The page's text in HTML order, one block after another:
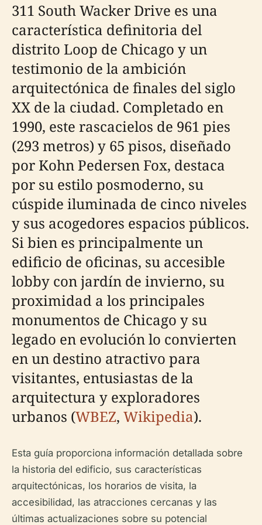
311 South Wacker Drive es una
característica definitoria del
distrito Loop de Chicago y un
testimonio de la ambición
arquitectónica de finales del siglo
XX de la ciudad. Completado en
1990, este rascacielos de 961 pies
(293 metros) y 65 pisos, diseñado
por Kohn Pedersen Fox, destaca
por su estilo posmoderno, su
cúspide iluminada de cinco niveles
y sus acogedores espacios públicos.
Si bien es principalmente un
edificio de oficinas, su accesible
lobby con jardín de invierno, su
proximidad a los principales
monumentos de Chicago y su
legado en evolución lo convierten
en un destino atractivo para
visitantes, entusiastas de la
arquitectura y exploradores
urbanos (WBEZ, Wikipedia).
Esta guía proporciona información detallada sobre
la historia del edificio, sus características
arquitectónicas, los horarios de visita, la
accesibilidad, las atracciones cercanas y las
últimas actualizaciones sobre su potencial